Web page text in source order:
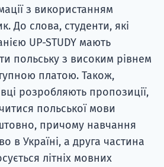
з використанням
До слова, студенти, які
UP-STUDY мають
польську з високим рівнем
платою. Також,
розробляють пропозиції,
польської мови
причому навчання
в Україні, а друга частина
літніх мовних